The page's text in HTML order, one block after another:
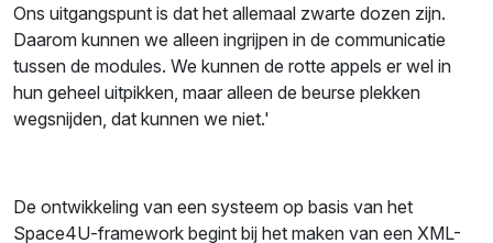
Ons uitgangspunt is dat het allemaal zwarte dozen zijn.
Daarom kunnen we alleen ingrijpen in de communicatie
tussen de modules. We kunnen de rotte appels er wel in
hun geheel uitpikken, maar alleen de beurse plekken
wegsnijden, dat kunnen we niet.'
De ontwikkeling van een systeem op basis van het
Space4U-framework begint bij het maken van een XML-